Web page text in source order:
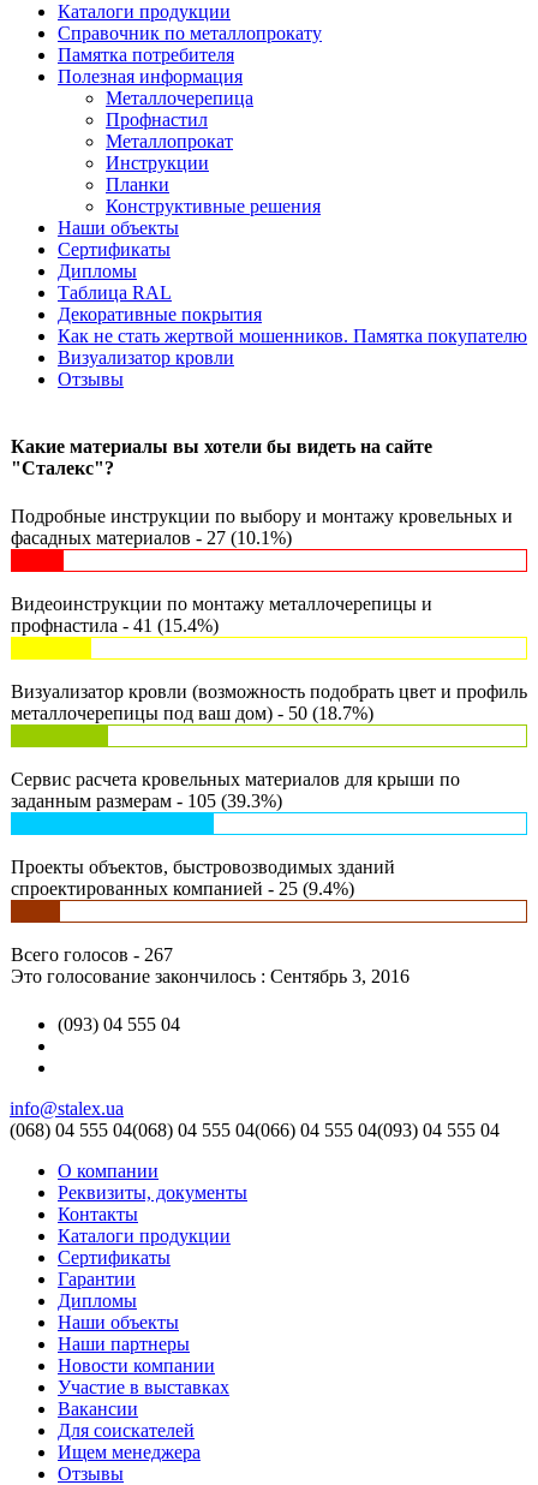
Каталоги продукции
Справочник по металлопрокату
Памятка потребителя
Полезная информация
Металлочерепица
Профнастил
Металлопрокат
Инструкции
Планки
Конструктивные решения
Наши объекты
Сертификаты
Дипломы
Таблица RAL
Декоративные покрытия
Как не стать жертвой мошенников. Памятка покупателю
Визуализатор кровли
Отзывы
Какие материалы вы хотели бы видеть на сайте
"Сталекс"?
Подробные инструкции по выбору и монтажу кровельных и
фасадных материалов - 27 (10.1%)
Видеоинструкции по монтажу металлочерепицы и
профнастила - 41 (15.4%)
Визуализатор кровли (возможность подобрать цвет и профиль
металлочерепицы под ваш дом) - 50 (18.7%)
Сервис расчета кровельных материалов для крыши по
заданным размерам - 105 (39.3%)
Проекты объектов, быстровозводимых зданий
спроектированных компанией - 25 (9.4%)
Всего голосов - 267
Это голосование закончилось : Сентябрь 3, 2016
(093) 04 555 04
info@stalex.ua
(068) 04 555 04(068) 04 555 04(066) 04 555 04(093) 04 555 04
О компании
Реквизиты, документы
Контакты
Каталоги продукции
Сертификаты
Гарантии
Дипломы
Наши объекты
Наши партнеры
Новости компании
Участие в выставках
Вакансии
Для соискателей
Ищем менеджера
Отзывы